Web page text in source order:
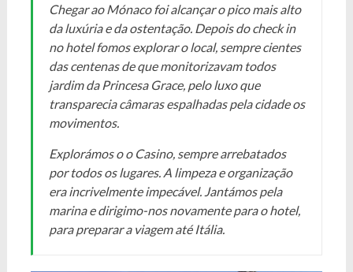
Chegar ao Mónaco foi alcançar o pico mais alto
da luxúria e da ostentação. Depois do check in
no hotel fomos explorar o local, sempre cientes
das centenas de que monitorizavam todos
jardim da Princesa Grace, pelo luxo que
transparecia câmaras espalhadas pela cidade os
movimentos.
Explorámos o o Casino, sempre arrebatados
por todos os lugares. A limpeza e organização
era incrivelmente impecável. Jantámos pela
marina e dirigimo-nos novamente para o hotel,
para preparar a viagem até Itália.